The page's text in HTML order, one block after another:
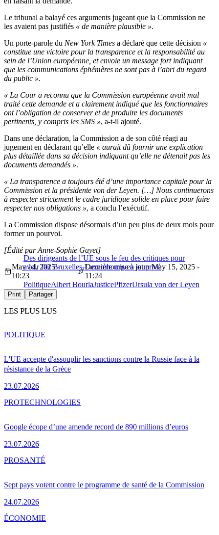
Le tribunal a balayé ces arguments jugeant que la Commission ne
les avaient pas justifiés « de manière plausible ».
Un porte-parole du New York Times a déclaré que cette décision «
constitue une victoire pour la transparence et la responsabilité au
sein de l’Union européenne, et envoie un message fort indiquant
que les communications éphémères ne sont pas à l’abri du regard
du public ».
« La Cour a reconnu que la Commission européenne avait mal
traité cette demande et a clairement indiqué que les fonctionnaires
ont l’obligation de conserver et de produire les documents
pertinents, y compris les SMS », a-t-il ajouté.
Dans une déclaration, la Commission a de son côté réagi au
jugement en déclarant qu’elle « aurait dû fournir une explication
plus détaillée dans sa décision indiquant qu’elle ne détenait pas les
documents demandés ».
« La transparence a toujours été d’une importance capitale pour la
Commission et la présidente von der Leyen. […] Nous continuerons
à respecter strictement le cadre juridique solide en place pour faire
respecter nos obligations », a conclu l’exécutif.
La Commission dispose désormais d’un peu plus de deux mois pour
former un pourvoi.
Des dirigeants de l’UE sous le feu des critiques pour
avoir fait Bruxelles-Luxembourg en jet privé
[Édité par Anne-Sophie Gayet]
May 14, 2025 -
10:23
Dernière mise à jour: May 15, 2025 -
11:24
PolitiqueAlbert BourlaJusticePfizerUrsula von der Leyen
Print Partager
LES PLUS LUS
L'UE accepte d'assouplir les sanctions contre la Russie face à la
résistance de la Grèce
23.07.2026
POLITIQUE
Google écope d’une amende record de 890 millions d’euros
23.07.2026
PROTECHNOLOGIES
Sept pays votent contre le programme de santé de la Commission
24.07.2026
PROSANTÉ
ÉCONOMIE